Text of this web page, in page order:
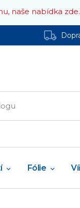
naše nabídka zde.
Fólie